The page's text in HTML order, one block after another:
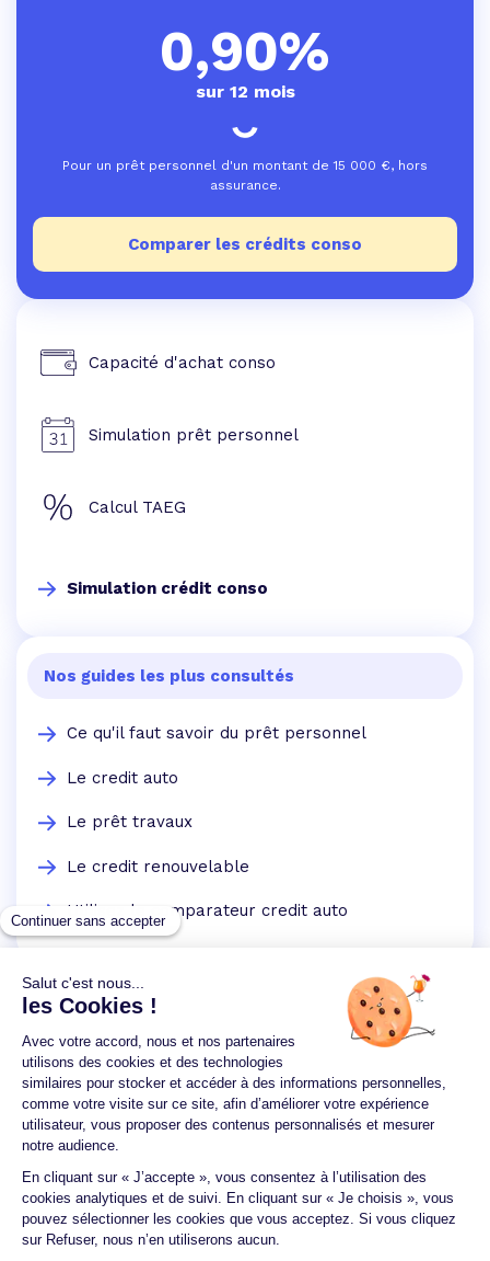
0,90%
sur 12 mois
Pour un prêt personnel d'un montant de 15 000 €, hors
assurance.
Comparer les crédits conso
Capacité d'achat conso
Simulation prêt personnel
Calcul TAEG
Simulation crédit conso
Nos guides les plus consultés
Ce qu'il faut savoir du prêt personnel
Le credit auto
Le prêt travaux
Le credit renouvelable
Utilisez le comparateur credit auto
Un crédit vous engage et doit être remboursé.
Vérifiez vos capacités de remboursement avant de
vous engager.
Aucun versement, de quelque nature que ce soit, ne
peut être exigé d'un particulier avant l'obtention
d'un ou plusieurs prêts d'argent.